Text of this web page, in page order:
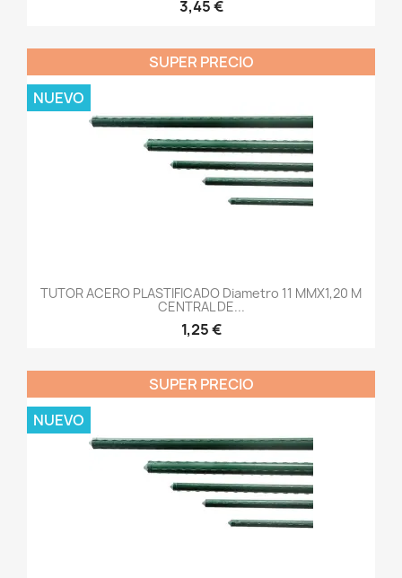
3,45 €
TUTOR ACERO PLASTIFICADO Diametro 11 MMX1,20 M
CENTRAL DE...
1,25 €
SUPER PRECIO
NUEVO
SUPER PRECIO
NUEVO